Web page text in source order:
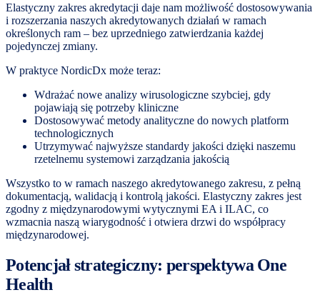
Elastyczny zakres akredytacji daje nam możliwość dostosowywania
i rozszerzania naszych akredytowanych działań w ramach
określonych ram – bez uprzedniego zatwierdzania każdej
pojedynczej zmiany.
W praktyce NordicDx może teraz:
Wdrażać nowe analizy wirusologiczne szybciej, gdy
pojawiają się potrzeby kliniczne
Dostosowywać metody analityczne do nowych platform
technologicznych
Utrzymywać najwyższe standardy jakości dzięki naszemu
rzetelnemu systemowi zarządzania jakością
Wszystko to w ramach naszego akredytowanego zakresu, z pełną
dokumentacją, walidacją i kontrolą jakości. Elastyczny zakres jest
zgodny z międzynarodowymi wytycznymi EA i ILAC, co
wzmacnia naszą wiarygodność i otwiera drzwi do współpracy
międzynarodowej.
Potencjał strategiczny: perspektywa One
Health